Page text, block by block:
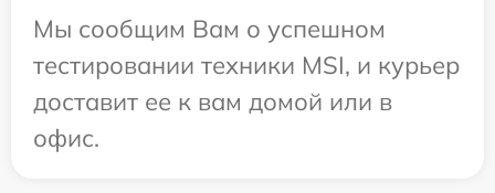
Мы сообщим Вам о успешном
тестировании техники MSI, и курьер
доставит ее к вам домой или в
офис.